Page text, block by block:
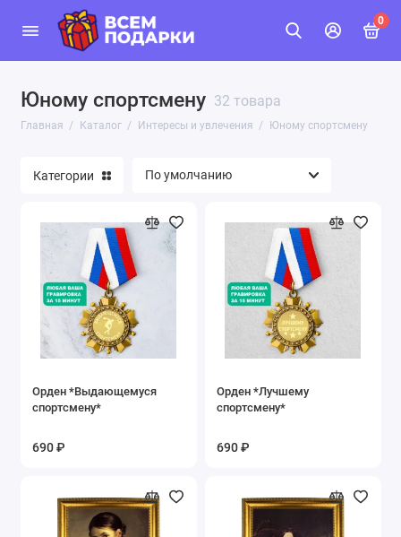
0
Юному спортсмену 32 товара
Главная Каталог Интересы и увлечения Юному спортсмену
Категории
Орден *Выдающемуся
спортсмену*
690 ₽
Орден *Лучшему
спортсмену*
690 ₽